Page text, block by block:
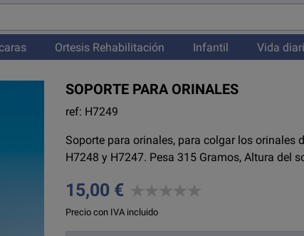
Ortesis Rehabilitación Infantil Vida
SOPORTE PARA ORINALES
ref: H7249
Soporte para orinales, para colgar los orinales
H7248 y H7247. Pesa 315 Gramos, Altura del
15,00 €
Precio con IVA incluido